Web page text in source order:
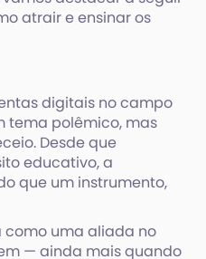
atrair e ensinar os
digitais no campo
tema polêmico, mas
Desde que
educativo, a
que um instrumento,
como uma aliada no
— ainda mais quando